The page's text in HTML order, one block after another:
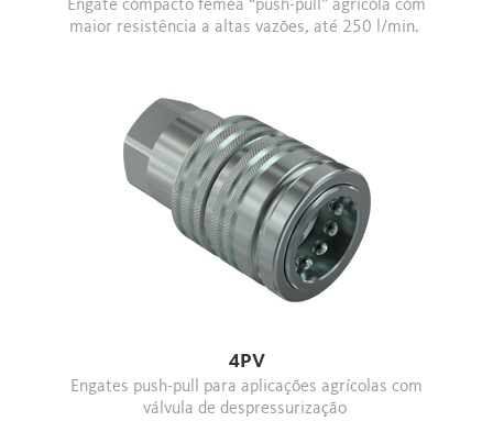
Engate compacto fêmea “push-pull” agrícola com
maior resistência a altas vazões, até 250 l/min.
4PV
Engates push-pull para aplicações agrícolas com
válvula de despressurização